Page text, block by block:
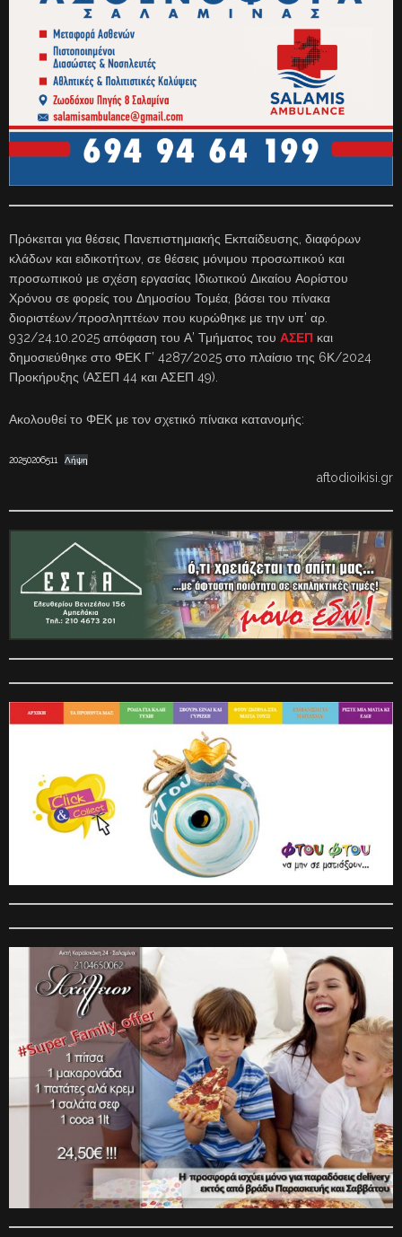
Πρόκειται για θέσεις Πανεπιστημιακής Εκπαίδευσης, διαφόρων
κλάδων και ειδικοτήτων, σε θέσεις μόνιμου προσωπικού και
προσωπικού με σχέση εργασίας Ιδιωτικού Δικαίου Αορίστου
Χρόνου σε φορείς του Δημοσίου Τομέα, βάσει του πίνακα
διοριστέων/προσληπτέων που κυρώθηκε με την υπ’ αρ.
932/24.10.2025 απόφαση του Α’ Τμήματος του ΑΣΕΠ και
δημοσιεύθηκε στο ΦΕΚ Γ’ 4287/2025 στο πλαίσιο της 6Κ/2024
Προκήρυξης (ΑΣΕΠ 44 και ΑΣΕΠ 49).
Ακολουθεί το ΦΕΚ με τον σχετικό πίνακα κατανομής:
20250206511 Λήψη
aftodioikisi.gr